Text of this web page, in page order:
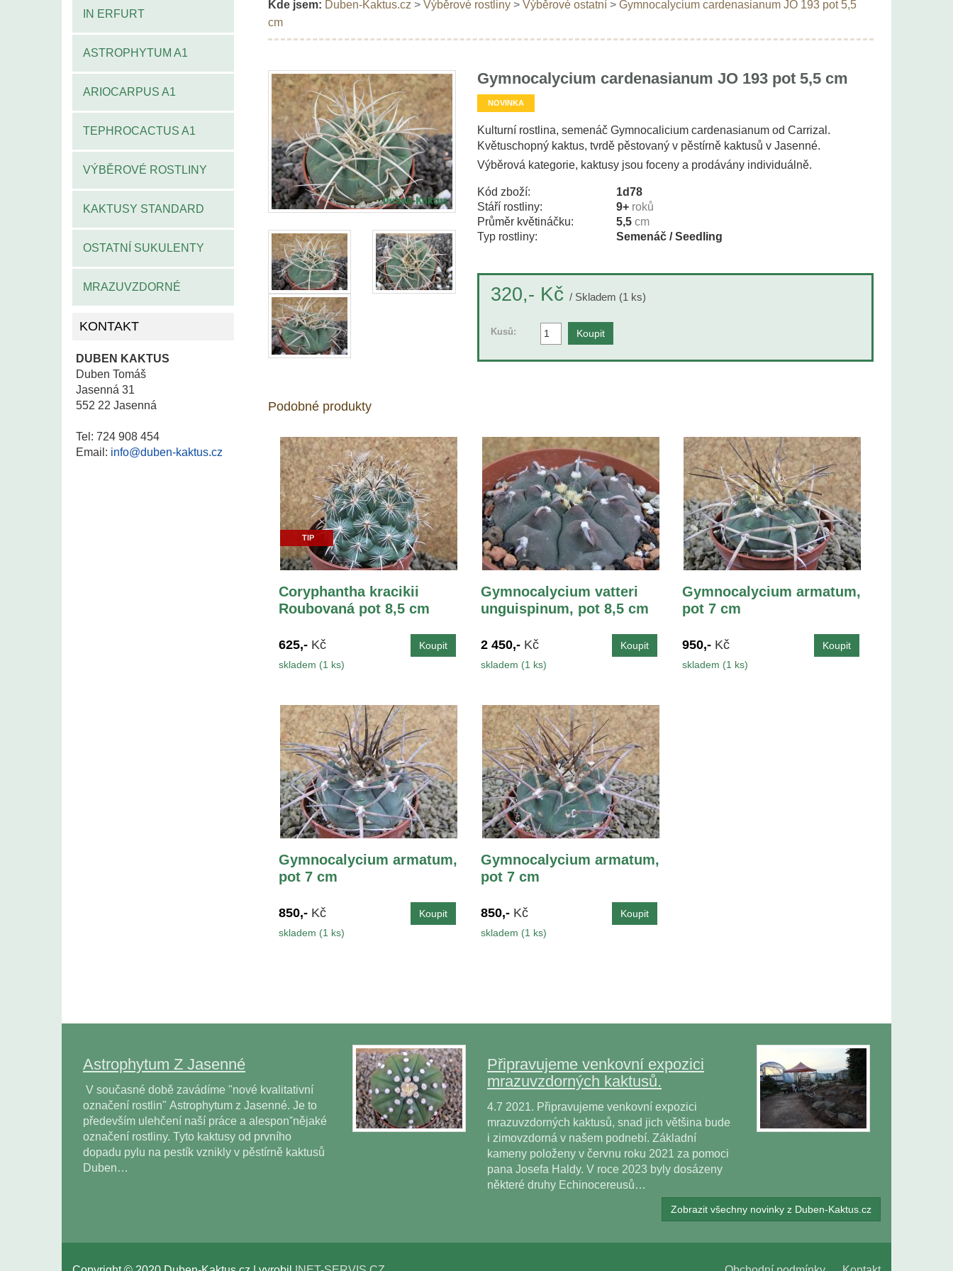
IN ERFURT
ASTROPHYTUM A1
ARIOCARPUS A1
TEPHROCACTUS A1
VÝBĚROVÉ ROSTLINY
KAKTUSY STANDARD
OSTATNÍ SUKULENTY
MRAZUVZDORNÉ
KONTAKT
DUBEN KAKTUS
Duben Tomáš
Jasenná 31
552 22 Jasenná
Tel: 724 908 454
Email: info@duben-kaktus.cz
Kde jsem: Duben-Kaktus.cz > Výběrové rostliny> Výběrové ostatní> Gymnocalycium cardenasianum JO 193 pot 5,5
cm
Gymnocalycium cardenasianum JO 193 pot 5,5 cm
NOVINKA
Kulturní rostlina, semenáč Gymnocalicium cardenasianum od Carrizal.
Květuschopný kaktus, tvrdě pěstovaný v pěstírně kaktusů v Jasenné.
Výběrová kategorie, kaktusy jsou foceny a prodávány individuálně.
Kód zboží:
1d78
Stáří rostliny:
9+ roků
Průměr květináčku:
5,5 cm
Typ rostliny:
Semenáč / Seedling
320,- Kč / Skladem (1 ks)
Kusů:
Podobné produkty
TIP
Coryphantha kracikii
Roubovaná pot 8,5 cm
625,- Kč
skladem (1 ks)
Gymnocalycium vatteri
unguispinum, pot 8,5 cm
2 450,- Kč
skladem (1 ks)
Gymnocalycium armatum,
pot 7 cm
950,- Kč
skladem (1 ks)
Gymnocalycium armatum,
pot 7 cm
850,- Kč
skladem (1 ks)
Gymnocalycium armatum,
pot 7 cm
850,- Kč
skladem (1 ks)
Astrophytum Z Jasenné
V současné době zavádíme "nové kvalitativní
označení rostlin" Astrophytum z Jasenné. Je to
především ulehčení naší práce a alesponˇnějaké
označení rostliny. Tyto kaktusy od prvního
dopadu pylu na pestík vznikly v pěstírně kaktusů
Duben…
Připravujeme venkovní expozici
mrazuvzdorných kaktusů.
4.7 2021. Připravujeme venkovní expozici
mrazuvzdorných kaktusů, snad jich většina bude
i zimovzdorná v našem podnebí. Základní
kameny položeny v červnu roku 2021 za pomoci
pana Josefa Haldy. V roce 2023 byly dosázeny
některé druhy Echinocereusů…
Zobrazit všechny novinky z Duben-Kaktus.cz